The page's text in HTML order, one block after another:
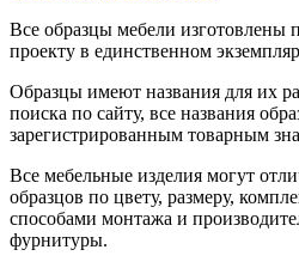
Все образцы мебели изготовлены
проекту в единственном
Образцы имеют названия для их
поиска по сайту, все названия
зарегистрированным товарным
Все мебельные изделия могут
образцов по цвету, размеру,
способами монтажа и
фурнитуры.